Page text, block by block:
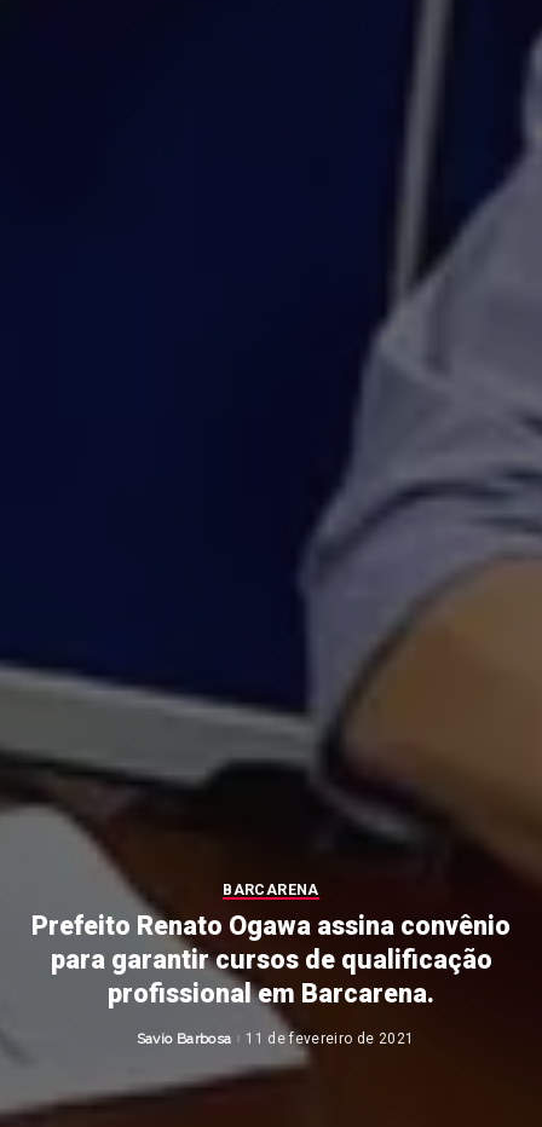
BARCARENA
Prefeito Renato Ogawa assina convênio
para garantir cursos de qualificação
profissional em Barcarena.
Posted
Savio Barbosa 11 de fevereiro de 2021